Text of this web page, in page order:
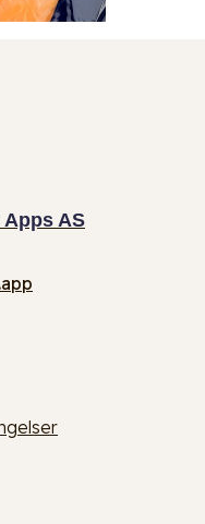
AS